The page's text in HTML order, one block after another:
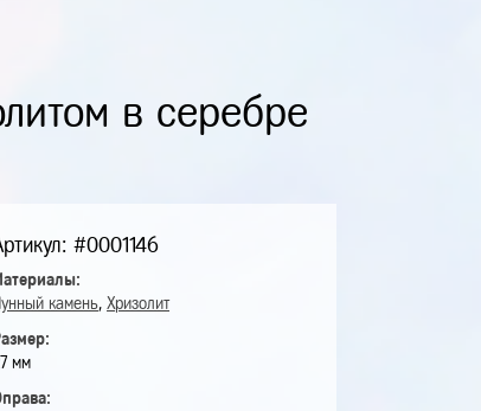
в серебре
#0001146
камень, Хризолит
мм